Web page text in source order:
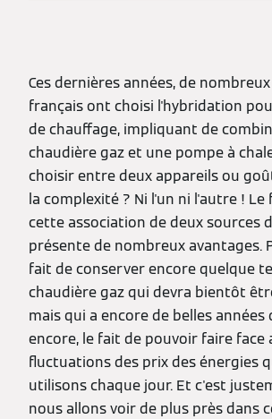
Ces dernières années, de
français ont choisi l'hybridation
de chauffage, impliquant de
chaudière gaz et une pompe à
choisir entre deux appareils ou
la complexité ? Ni l'un ni l'autre !
cette association de deux sources
présente de nombreux avantages.
fait de conserver encore quelque
chaudière gaz qui devra bientôt
mais qui a encore de belles années
encore, le fait de pouvoir faire face
fluctuations des prix des énergies
utilisons chaque jour. Et c'est
nous allons voir de plus près dans